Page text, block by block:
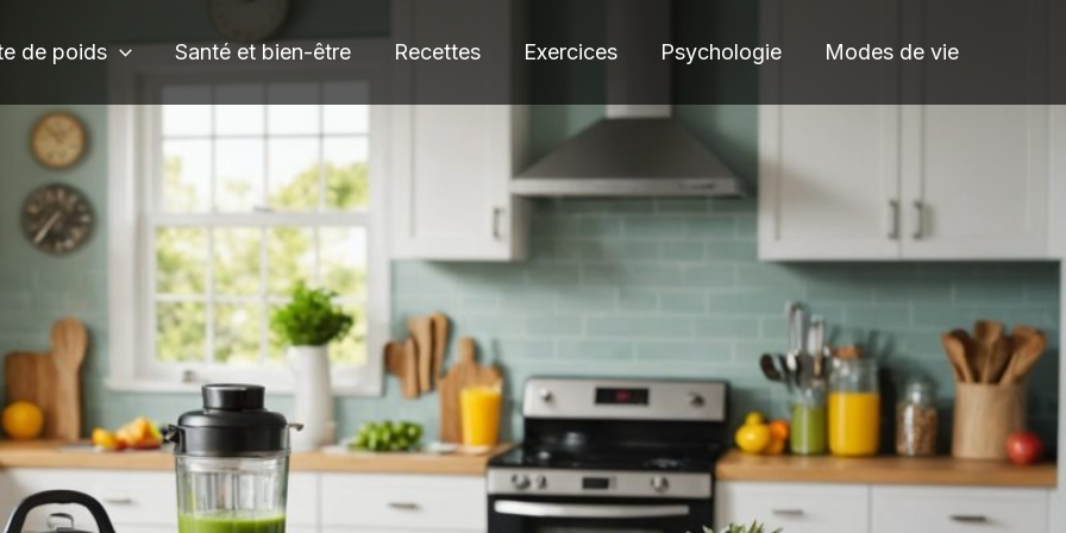
de poids Santé et bien-être Recettes Exercices Psychologie Modes de vie